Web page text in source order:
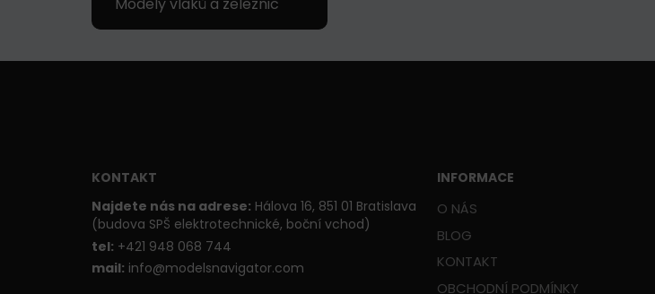
Modely vlaků a železnic
KONTAKT
Najdete nás na adrese: Hálova 16, 851 01 Bratislava
(budova SPŠ elektrotechnické, boční vchod)
tel: +421 948 068 744
mail: info@modelsnavigator.com
INFORMACE
O NÁS
BLOG
KONTAKT
OBCHODNÍ PODMÍNKY